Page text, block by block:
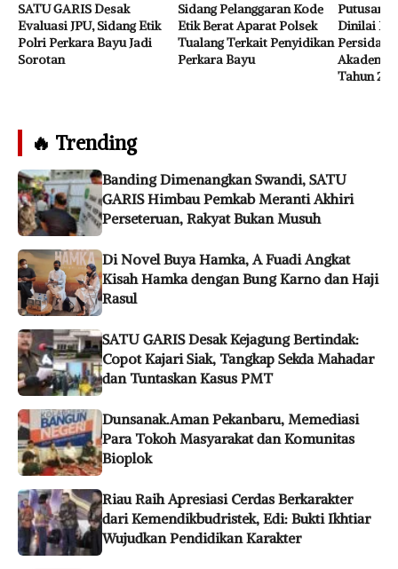
SATU GARIS Desak
Evaluasi JPU, Sidang Etik
Polri Perkara Bayu Jadi
Sorotan
Sidang Pelanggaran Kode
Etik Berat Aparat Polsek
Tualang Terkait Penyidikan
Perkara Bayu
Putusan
Dinilai
Tahun
🔥 Trending
Banding Dimenangkan Swandi, SATU
GARIS Himbau Pemkab Meranti Akhiri
Perseteruan, Rakyat Bukan Musuh
Di Novel Buya Hamka, A Fuadi Angkat
Kisah Hamka dengan Bung Karno dan Haji
Rasul
SATU GARIS Desak Kejagung Bertindak:
Copot Kajari Siak, Tangkap Sekda Mahadar
dan Tuntaskan Kasus PMT
Dunsanak.Aman Pekanbaru, Memediasi
Para Tokoh Masyarakat dan Komunitas
Bioplok
Riau Raih Apresiasi Cerdas Berkarakter
dari Kemendikbudristek, Edi: Bukti Ikhtiar
Wujudkan Pendidikan Karakter